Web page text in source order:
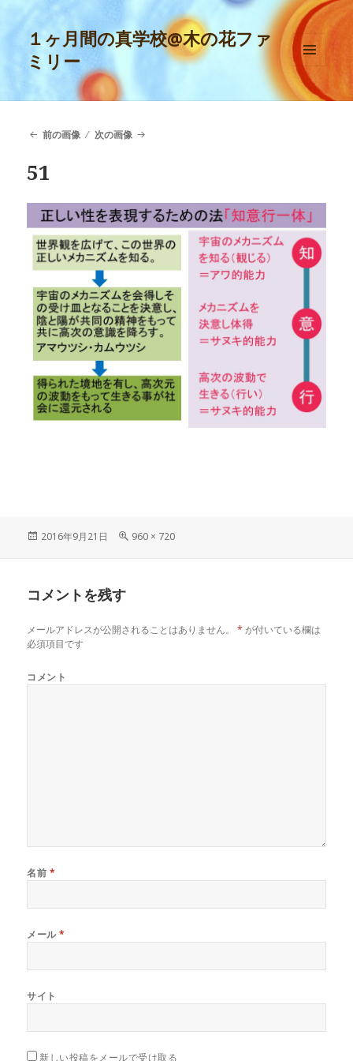
１ヶ月間の真学校@木の花ファ
ミリー
メニュ
ーとウ
ィジェ
前の画像
次の画像
51
投
2016年9月21日
フ
960 × 720
コメントを残す
メールアドレスが公開されることはありません。 * が付いている欄は
必須項目です
コメント
名前 *
メール*
サイト
新しい投稿をメールで受け取る